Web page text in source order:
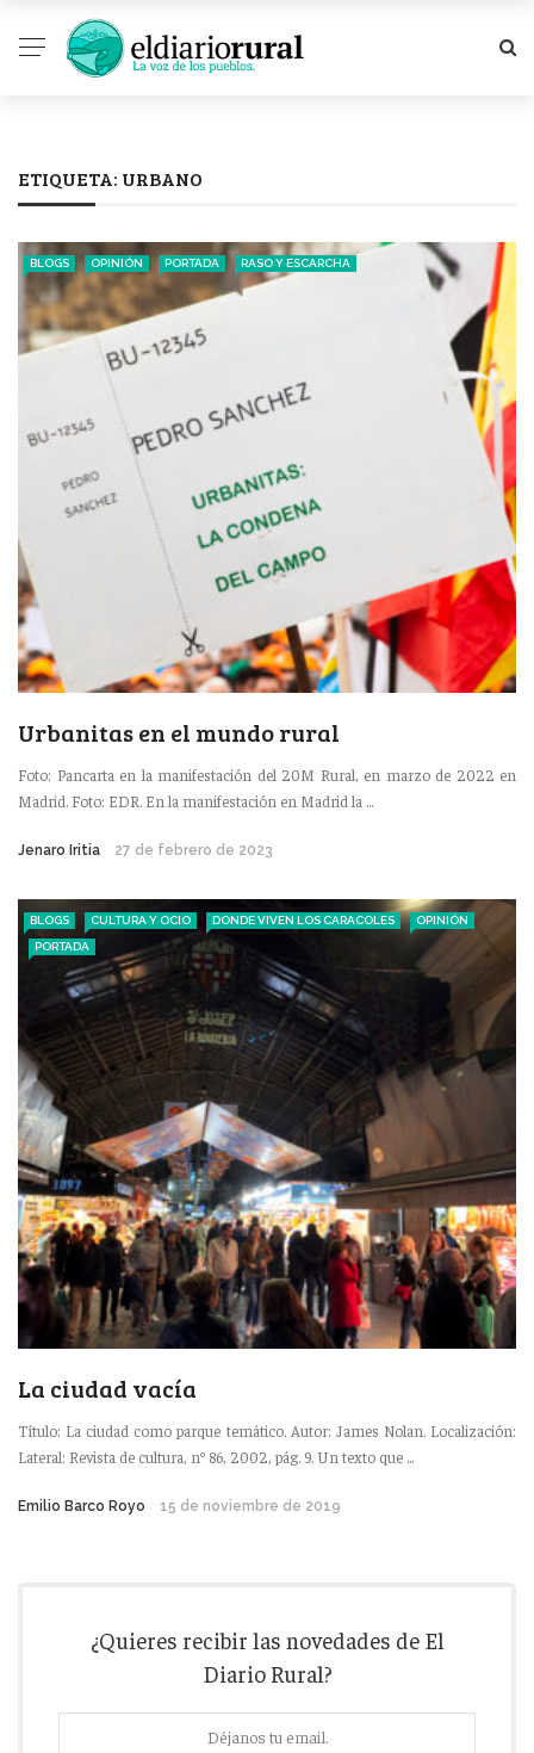
ETIQUETA: URBANO
BLOGS OPINIÓN PORTADA RASO Y ESCARCHA
Urbanitas en el mundo rural
Foto: Pancarta en la manifestación del 20M Rural, en marzo de 2022 en
Madrid. Foto: EDR. En la manifestación en Madrid la ...
Jenaro Iritia 27 de febrero de 2023
BLOGS CULTURA Y OCIO DONDE VIVEN LOS CARACOLES
OPINIÓN
PORTADA
La ciudad vacía
Título: La ciudad como parque temático. Autor: James Nolan. Localización:
Lateral: Revista de cultura, nº 86, 2002, pág. 9. Un texto que ...
Emilio Barco Royo 15 de noviembre de 2019
¿Quieres recibir las novedades de El
Diario Rural?